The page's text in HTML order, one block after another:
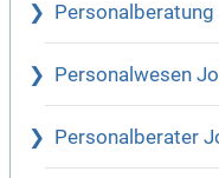
Personalwesen
Personalberater